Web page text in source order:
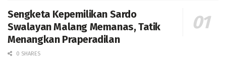
Sengketa Kepemilikan Sardo
Swalayan Malang Memanas, Tatik
Menangkan Praperadilan
0 SHARES